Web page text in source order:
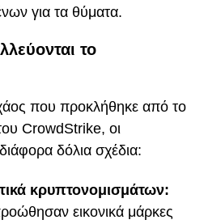
για τα θύματα.
το
που προκλήθηκε από το
CrowdStrike, οι
δόλια σχέδια:
κρυπτονομισμάτων:
εικονικά μάρκες